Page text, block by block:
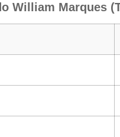
William Marques